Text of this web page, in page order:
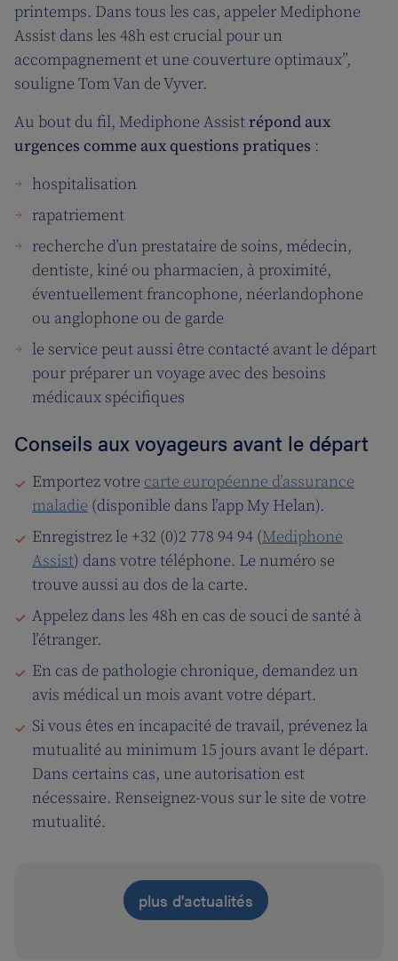
printemps. Dans tous les cas, appeler Mediphone
Assist dans les 48h est crucial pour un
accompagnement et une couverture optimaux”,
souligne Tom Van de Vyver.
Au bout du fil, Mediphone Assistrépond aux
urgences comme aux questions pratiques :
hospitalisation
rapatriement
recherche d’un prestataire de soins, médecin,
dentiste, kiné ou pharmacien, à proximité,
éventuellement francophone, néerlandophone
ou anglophone ou de garde
le service peut aussi être contacté avant le départ
pour préparer un voyage avec des besoins
médicaux spécifiques
Conseils aux voyageurs avant le départ
Emportez votre carte européenne d’assurance
maladie (disponible dans l’app My Helan).
Enregistrez le +32 (0)2 778 94 94 (Mediphone
Assist) dans votre téléphone. Le numéro se
trouve aussi au dos de la carte.
Appelez dans les 48h en cas de souci de santé à
l’étranger.
En cas de pathologie chronique, demandez un
avis médical un mois avant votre départ.
Si vous êtes en incapacité de travail, prévenez la
mutualité au minimum 15 jours avant le départ.
Dans certains cas, une autorisation est
nécessaire. Renseignez-vous sur le site de votre
mutualité.
plus d'actualités